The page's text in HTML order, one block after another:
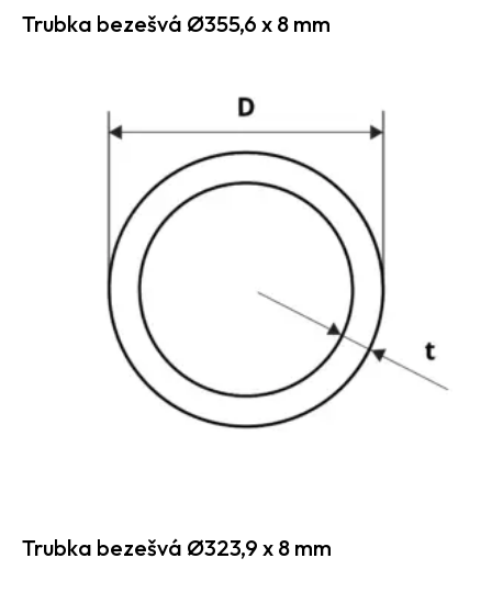
Trubka bezešvá Ø355,6 x 8 mm
Trubka bezešvá Ø323,9 x 8 mm